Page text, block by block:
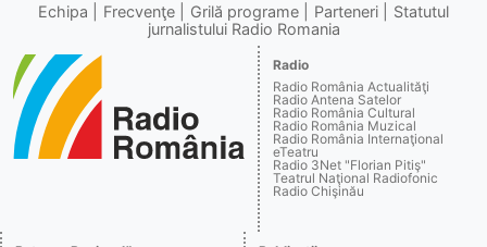
Echipa Frecvenţe Grilă programe Parteneri
Statutul
jurnalistului Radio Romania
Radio
Radio România Actualităţi
Radio Antena Satelor
Radio România Cultural
Radio România Muzical
Radio România Internaţional
eTeatru
Radio 3Net "Florian Pitiş"
Teatrul Naţional Radiofonic
Radio Chişinău